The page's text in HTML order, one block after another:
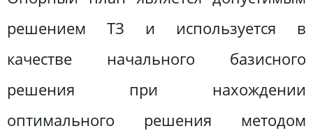
решением ТЗ и используется в
качестве начального базисного
решения при нахождении
оптимального решения методом